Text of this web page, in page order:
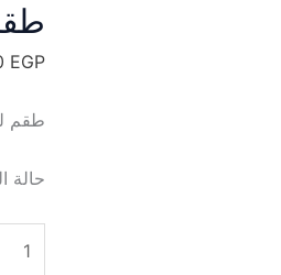
طقم لقم
EGP
طقم لقم 14ق )14:4مم (
حالة
طقم